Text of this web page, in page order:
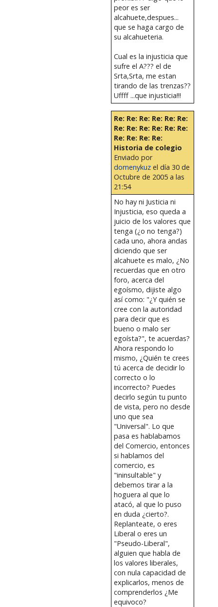
peor es ser
alcahuete,despues...
que se haga cargo de
su alcahueteria.
Cual es la injusticia que
sufre el A??? el de
Srta,Srta, me estan
tirando de las trenzas??
Uffff ...que injusticia!!!
Re: Re: Re: Re: Re: Re:
Re: Re: Re: Re: Re: Re:
Re: Re: Re: Re:
Historia de colegio
Enviado por
domenykuzel día 30 de
Octubre de 2005 a las
21:54
No hay ni Justicia ni
Injusticia, eso queda a
juicio de los valores que
tenga (¿o no tenga?)
cada uno, ahora andas
diciendo que ser
alcahuete es malo, ¿No
recuerdas que en otro
foro, acerca del
egoísmo, dijiste algo
así como: "¿Y quién se
cree con la autoridad
para decir que es
bueno o malo ser
egoísta?", te acuerdas?
Ahora respondo lo
mismo, ¿Quién te crees
tú acerca de decidir lo
correcto o lo
incorrecto? Puedes
decirlo según tu punto
de vista, pero no desde
uno que sea
"Universal". Lo que
pasa es hablabamos
del Comercio, entonces
si hablamos del
comercio, es
"ininsultable" y
debemos tirar a la
hoguera al que lo
atacó, al que lo puso
en duda ¿cierto?.
Replanteate, o eres
Liberal o eres un
"Pseudo-Liberal",
alguien que habla de
los valores liberales,
con nula capacidad de
explicarlos, menos de
comprenderlos ¿Me
equivoco?